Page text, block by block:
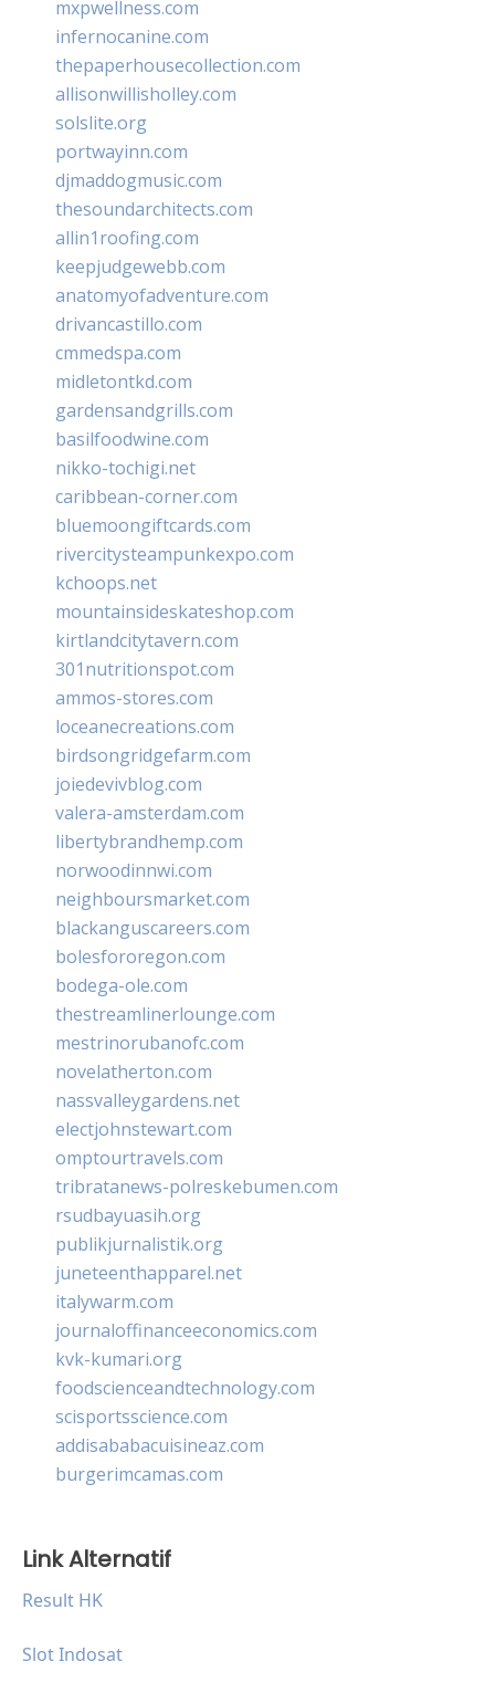
mxpwellness.com
infernocanine.com
thepaperhousecollection.com
allisonwillisholley.com
solslite.org
portwayinn.com
djmaddogmusic.com
thesoundarchitects.com
allin1roofing.com
keepjudgewebb.com
anatomyofadventure.com
drivancastillo.com
cmmedspa.com
midletontkd.com
gardensandgrills.com
basilfoodwine.com
nikko-tochigi.net
caribbean-corner.com
bluemoongiftcards.com
rivercitysteampunkexpo.com
kchoops.net
mountainsideskateshop.com
kirtlandcitytavern.com
301nutritionspot.com
ammos-stores.com
loceanecreations.com
birdsongridgefarm.com
joiedevivblog.com
valera-amsterdam.com
libertybrandhemp.com
norwoodinnwi.com
neighboursmarket.com
blackanguscareers.com
bolesfororegon.com
bodega-ole.com
thestreamlinerlounge.com
mestrinorubanofc.com
novelatherton.com
nassvalleygardens.net
electjohnstewart.com
omptourtravels.com
tribratanews-polreskebumen.com
rsudbayuasih.org
publikjurnalistik.org
juneteenthapparel.net
italywarm.com
journaloffinanceeconomics.com
kvk-kumari.org
foodscienceandtechnology.com
scisportsscience.com
addisababacuisineaz.com
burgerimcamas.com
Link Alternatif
Result HK
Slot Indosat